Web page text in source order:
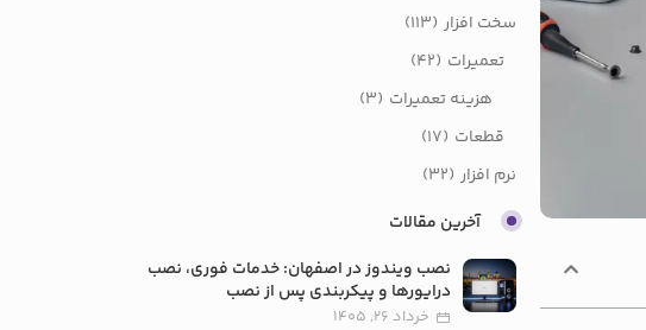
سخت افزار (113)
تعمیرات (42)
هزینه تعمیرات (3)
قطعات (17)
نرم افزار (32)
آخرین مقالات
نصب ویندوز در اصفهان: خدمات فوری، نصب
درایورها و پیکربندی پس از نصب
خرداد 26, 1405